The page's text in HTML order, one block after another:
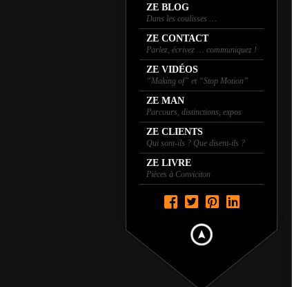
ZE BLOG
Dans les coulisses …
ZE CONTACT
Parlez, écrivez … communiquez !
ZE VIDÉOS
“Making of” et “Stop Motion”
ZE MAN
Parcours, distinctions, expos
ZE CLIENTS
Qui sont-ils ? Que disent-ils ?
ZE LIVRE
Pièces à Conviciton